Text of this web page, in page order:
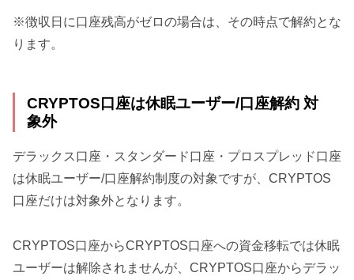
※徴収日に口座残高がゼロの場合は、その時点で解約とな
ります。
CRYPTOS口座は休眠ユーザー/口座解約 対
象外
デラックス口座・スタンダード口座・プロスプレッド口座
は休眠ユーザー/口座解約制度の対象ですが、CRYPTOS
口座だけは対象外となります。
CRYPTOS口座からCRYPTOS口座への資金移転では休眠
ユーザーは解除されませんが、CRYPTOS口座からデラッ